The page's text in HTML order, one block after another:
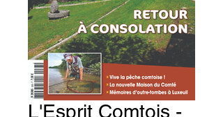
L'Esprit Comtois -